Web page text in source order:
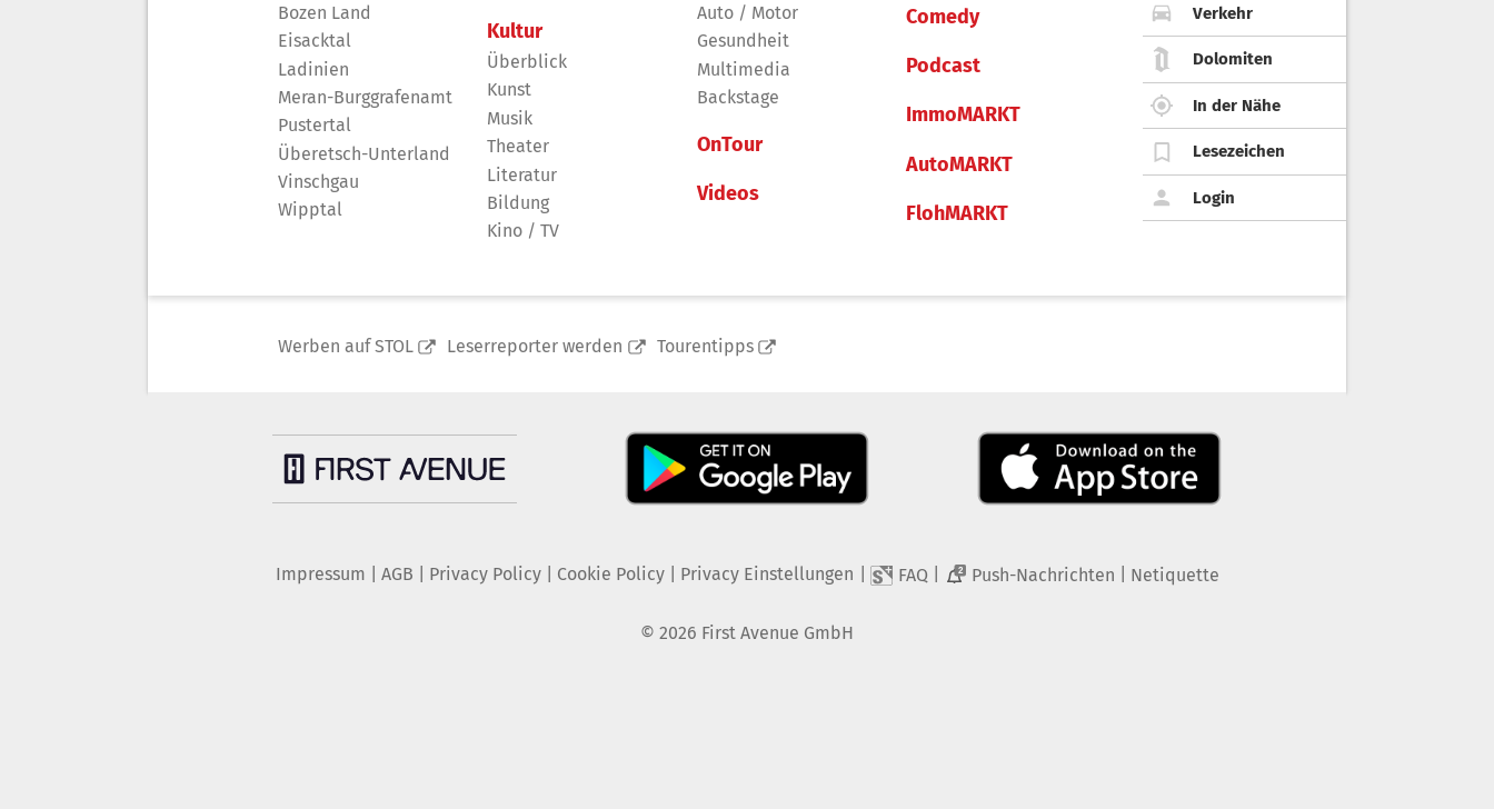
Bozen Land
Eisacktal
Ladinien
Meran-Burggrafenamt
Pustertal
Überetsch-Unterland
Vinschgau
Wipptal
Kultur
Überblick
Kunst
Musik
Theater
Literatur
Bildung
Kino / TV
Auto / Motor
Gesundheit
Multimedia
Backstage
OnTour
Videos
Comedy
Podcast
ImmoMARKT
AutoMARKT
FlohMARKT
Verkehr
Dolomiten
In der Nähe
Lesezeichen
Login
Werben auf STOL Leserreporter werden Tourentipps
Impressum AGB Privacy Policy| Cookie Policy| Privacy Einstellungen FAQ 2 Push-Nachrichten Netiquette
© 2026 First Avenue GmbH